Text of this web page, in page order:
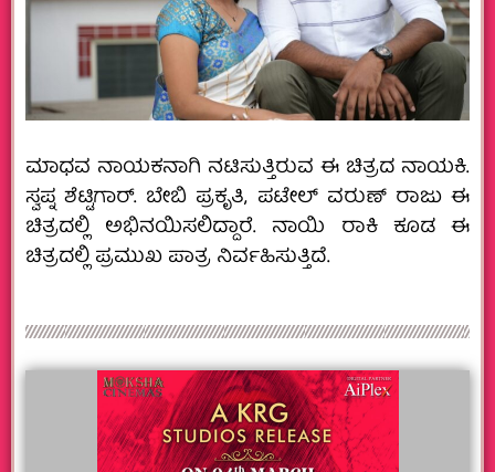
ಮಾಧವ ನಾಯಕನಾಗಿ ನಟಿಸುತ್ತಿರುವ ಈ ಚಿತ್ರದ ನಾಯಕಿ.
ಸ್ವಪ್ನ ಶೆಟ್ಟಿಗಾರ್. ಬೇಬಿ ಪ್ರಕೃತಿ, ಪಟೇಲ್ ವರುಣ್ ರಾಜು ಈ
ಚಿತ್ರದಲ್ಲಿ ಅಭಿನಯಿಸಲಿದ್ದಾರೆ. ನಾಯಿ ರಾಕಿ ಕೂಡ ಈ
ಚಿತ್ರದಲ್ಲಿ ಪ್ರಮುಖ ಪಾತ್ರ ನಿರ್ವಹಿಸುತ್ತಿದೆ.